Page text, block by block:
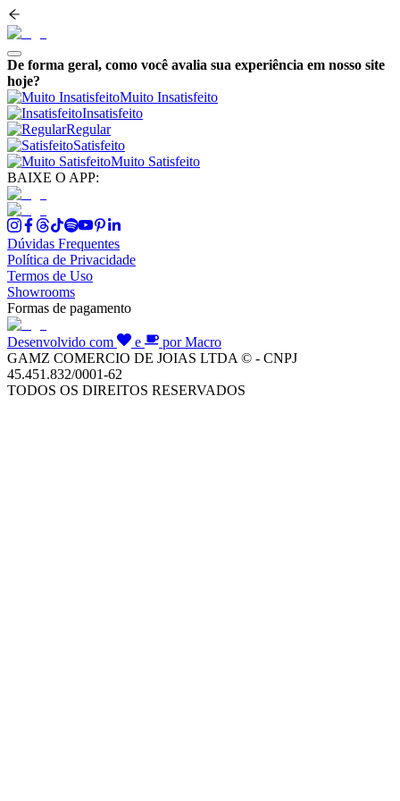
De forma geral, como você avalia sua experiência em nosso site
hoje?
Muito Insatisfeito
Insatisfeito
Regular
Satisfeito
Muito Satisfeito
BAIXE O APP:
Dúvidas Frequentes
Política de Privacidade
Termos de Uso
Showrooms
Formas de pagamento
Desenvolvido com e
por Macro
GAMZ COMERCIO DE JOIAS LTDA © - CNPJ
45.451.832/0001-62
TODOS OS DIREITOS RESERVADOS